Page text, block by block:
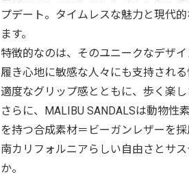
プデート。タイムレスな魅力と現代
ます。
特徴的なのは、そのユニークなデザ
履き心地に敏感な人々にも支持され
適度なグリップ感とともに、歩く楽し
さらに、MALIBU SANDALSは動物
を持つ合成素材＝ビーガンレザーを
南カリフォルニアらしい自由さとサ
か。